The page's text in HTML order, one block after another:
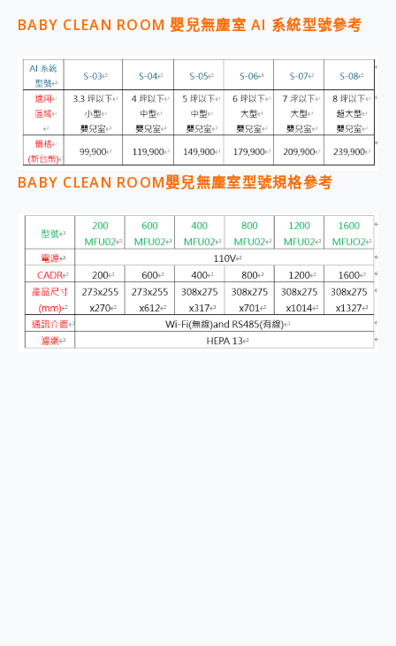
BABY CLEAN ROOM 嬰兒無塵室 AI 系統型號參考
BABY CLEAN ROOM嬰兒無塵室型號規格參考